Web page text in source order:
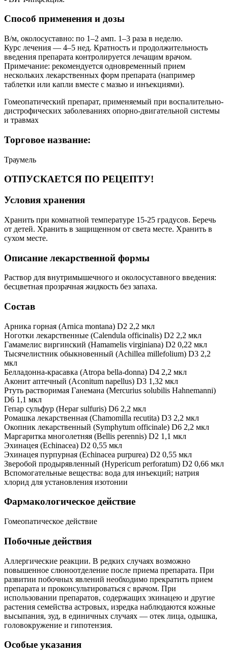
Способ применения и дозы
В/м, околосуставно: по 1–2 амп. 1–3 раза в неделю.
Курс лечения — 4–5 нед. Кратность и продолжительность
введения препарата контролируется лечащим врачом.
Примечание: рекомендуется одновременный прием
нескольких лекарственных форм препарата (например
таблетки или капли вместе с мазью и инъекциями).
Гомеопатический препарат, применяемый при воспалительно-
дистрофических заболеваниях опорно-двигательной системы
и травмах
Торговое название:
Траумель
ОТПУСКАЕТСЯ ПО РЕЦЕПТУ!
Условия хранения
Хранить при комнатной температуре 15-25 градусов. Беречь
от детей. Хранить в защищенном от света месте. Хранить в
сухом месте.
Описание лекарственной формы
Раствор для внутримышечного и околосуставного введения:
бесцветная прозрачная жидкость без запаха.
Состав
Арника горная (Arnica montana) D2 2,2 мкл
Ноготки лекарственные (Calendula officinalis) D2 2,2 мкл
Гамамелис виргинский (Hamamelis virginiana) D2 0,22 мкл
Тысячелистник обыкновенный (Achillea millefolium) D3 2,2
мкл
Белладонна-красавка (Atropa bella-donna) D4 2,2 мкл
Аконит аптечный (Aconitum napellus) D3 1,32 мкл
Ртуть растворимая Ганемана (Mercurius solubilis Hahnemanni)
D6 1,1 мкл
Гепар сульфур (Hepar sulfuris) D6 2,2 мкл
Ромашка лекарственная (Chamomilla recutita) D3 2,2 мкл
Окопник лекарственный (Symphytum officinale) D6 2,2 мкл
Маргаритка многолетняя (Bellis perennis) D2 1,1 мкл
Эхинацея (Echinacea) D2 0,55 мкл
Эхинацея пурпурная (Echinacea purpurea) D2 0,55 мкл
Зверобой продырявленный (Hypericum perforatum) D2 0,66 мкл
Вспомогательные вещества: вода для инъекций; натрия
хлорид для установления изотонии
Фармакологическое действие
Гомеопатическое действие
Побочные действия
Аллергические реакции. В редких случаях возможно
повышенное слюноотделение после приема препарата. При
развитии побочных явлений необходимо прекратить прием
препарата и проконсультироваться с врачом. При
использовании препаратов, содержащих эхинацею и другие
растения семейства астровых, изредка наблюдаются кожные
высыпания, зуд, в единичных случаях — отек лица, одышка,
головокружение и гипотензия.
Особые указания